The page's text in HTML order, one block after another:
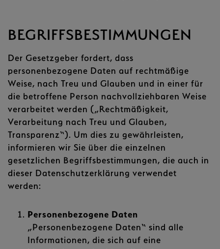
BEGRIFFSBESTIMMUNGEN
Der Gesetzgeber fordert, dass
personenbezogene Daten auf rechtmäßige
Weise, nach Treu und Glauben und in einer für
die betroffene Person nachvollziehbaren Weise
verarbeitet werden („Rechtmäßigkeit,
Verarbeitung nach Treu und Glauben,
Transparenz“). Um dies zu gewährleisten,
informieren wir Sie über die einzelnen
gesetzlichen Begriffsbestimmungen, die auch in
dieser Datenschutzerklärung verwendet
werden:
Personenbezogene Daten
„Personenbezogene Daten“ sind alle
Informationen, die sich auf eine